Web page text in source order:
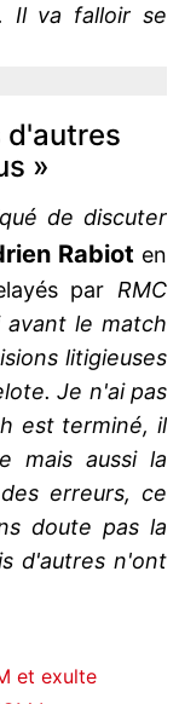
Il va falloir se
d'autres
»
de discuter
Rabiot en
par RMC
le match
litigieuses
Je n'ai pas
est terminé, il
mais aussi la
erreurs, ce
doute pas la
d'autres n'ont
et exulte